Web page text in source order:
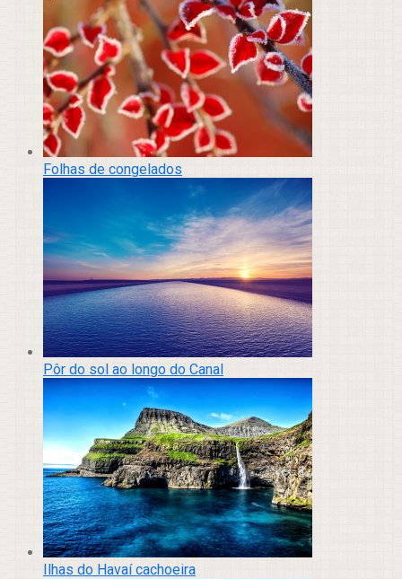
Folhas de congelados
Pôr do sol ao longo do Canal
Ilhas do Havaí cachoeira